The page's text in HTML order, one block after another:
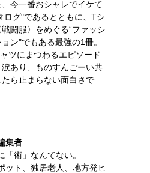
今一番おシャレでイケて
ログ"であるとともに、Tシ
闘服〉をめぐる“ファッシ
ン"でもある最強の1冊。
ツにまつわるエピソード
あり、ものすんごーい共
ら止まらない面白さで
集者
「術」なんてない。
ット、独居老人、地方発ヒ